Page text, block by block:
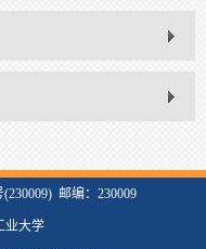
邮编：230009
业大学